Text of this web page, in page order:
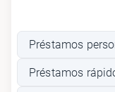
Préstamos
Préstamos